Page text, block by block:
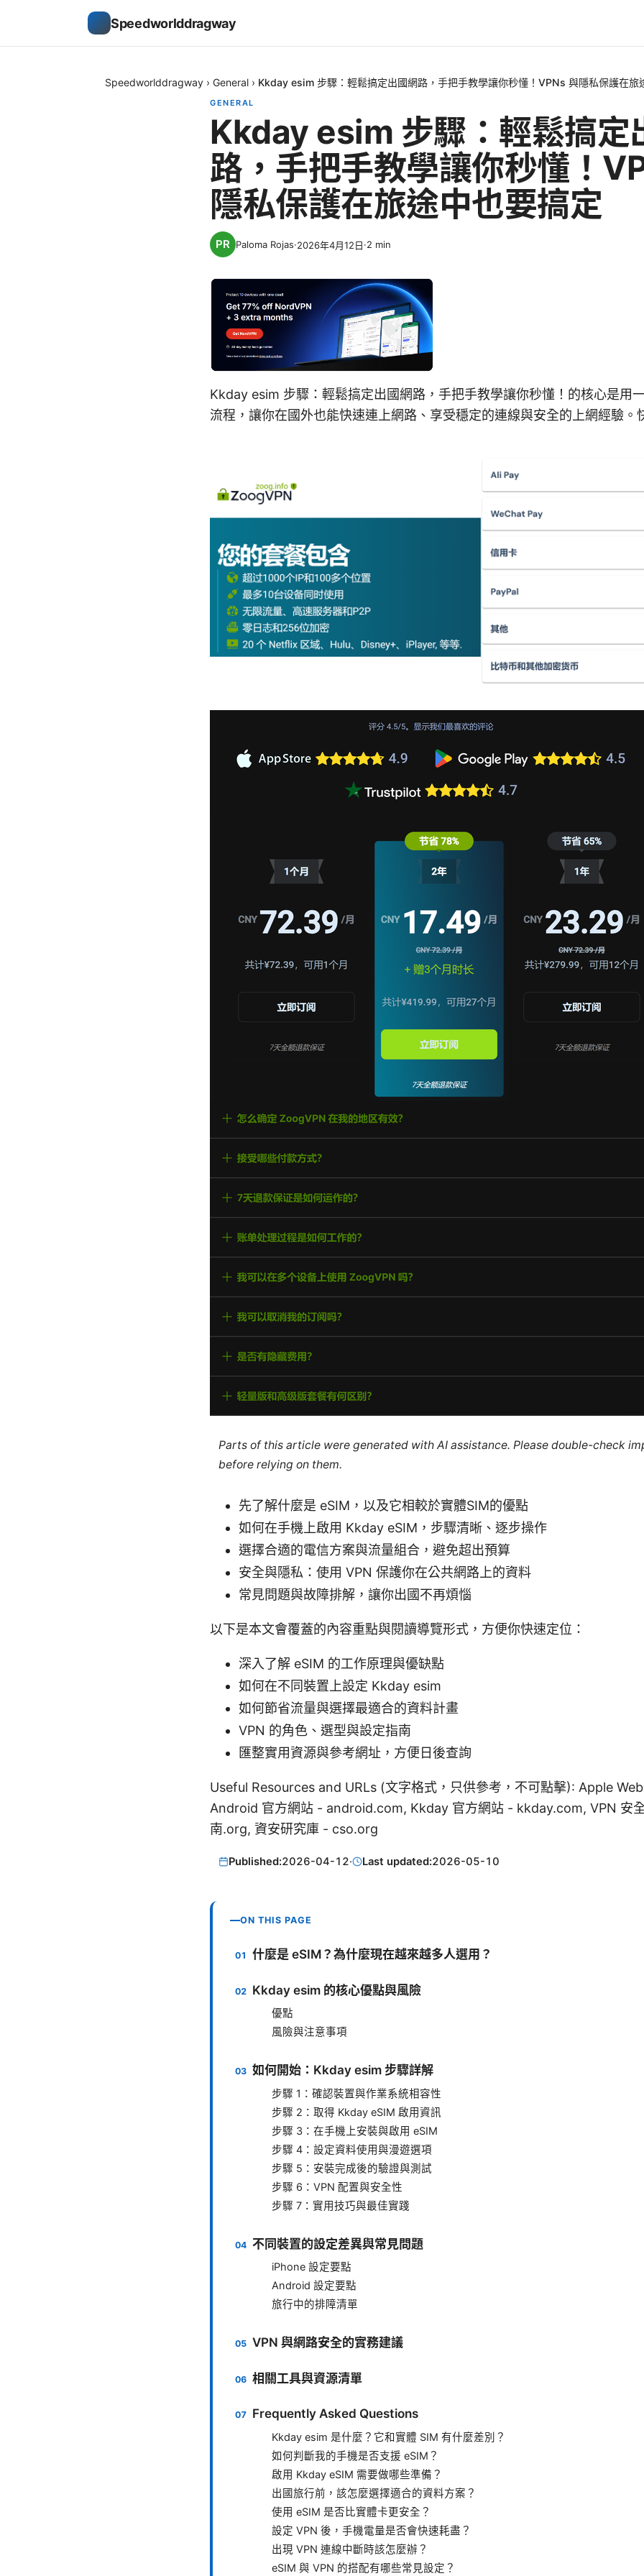
Speedworlddragway
Speedworlddragway › General › Kkday esim 步驟：輕鬆搞定出國網路，手把手教學讓你秒懂！VPNs 與隱私保護在旅
GENERAL
Kkday esim 步驟：輕鬆搞定
路，手把手教學讓你秒懂！
隱私保護在旅途中也要搞定
Paloma Rojas·2026年4月12日·2 min
Kkday esim 步驟：輕鬆搞定出國網路，手把手教學讓你秒懂！的核心是用
流程，讓你在國外也能快速連上網路、享受穩定的連線與安全的上網經驗。
Parts of this article were generated with AI assistance. Please double-check
before relying on them.
先了解什麼是 eSIM，以及它相較於實體SIM的優點
如何在手機上啟用 Kkday eSIM，步驟清晰、逐步操作
選擇合適的電信方案與流量組合，避免超出預算
安全與隱私：使用 VPN 保護你在公共網路上的資料
常見問題與故障排解，讓你出國不再煩惱
以下是本文會覆蓋的內容重點與閱讀導覽形式，方便你快速定位：
深入了解 eSIM 的工作原理與優缺點
如何在不同裝置上設定 Kkday esim
如何節省流量與選擇最適合的資料計畫
VPN 的角色、選型與設定指南
匯整實用資源與參考網址，方便日後查詢
Useful Resources and URLs (文字格式，只供參考，不可點擊): Apple
Android 官方網站 - android.com, Kkday 官方網站 - kkday.com, VPN 安
南.org, 資安研究庫 - cso.org
Published:2026-04-12· Last updated:2026-05-10
ON THIS PAGE
什麼是 eSIM？為什麼現在越來越多人選用？
Kkday esim 的核心優點與風險
優點
風險與注意事項
如何開始：Kkday esim 步驟詳解
步驟 1：確認裝置與作業系統相容性
步驟 2：取得 Kkday eSIM 啟用資訊
步驟 3：在手機上安裝與啟用 eSIM
步驟 4：設定資料使用與漫遊選項
步驟 5：安裝完成後的驗證與測試
步驟 6：VPN 配置與安全性
步驟 7：實用技巧與最佳實踐
不同裝置的設定差異與常見問題
iPhone 設定要點
Android 設定要點
旅行中的排障清單
VPN 與網路安全的實務建議
相關工具與資源清單
Frequently Asked Questions
Kkday esim 是什麼？它和實體 SIM 有什麼差別？
如何判斷我的手機是否支援 eSIM？
啟用 Kkday eSIM 需要做哪些準備？
出國旅行前，該怎麼選擇適合的資料方案？
使用 eSIM 是否比實體卡更安全？
設定 VPN 後，手機電量是否會快速耗盡？
出現 VPN 連線中斷時該怎麼辦？
eSIM 與 VPN 的搭配有哪些常見設定？